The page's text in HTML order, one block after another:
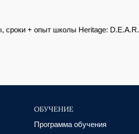
сроки + опыт школы Heritage:
ОБУЧЕНИЕ
Программа обучения